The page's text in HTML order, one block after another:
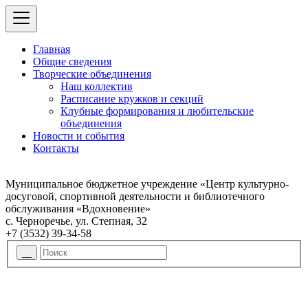
Главная
Общие сведения
Творческие объединения
Наш коллектив
Расписание кружков и секций
Клубные формирования и любительские
объединения
Новости и события
Контакты
Муниципальное бюджетное учреждение «Центр культурно-
досуговой, спортивной деятельности и библиотечного
обслуживания «Вдохновение»
с. Черноречье, ул. Степная, 32
+7 (3532) 39-34-58